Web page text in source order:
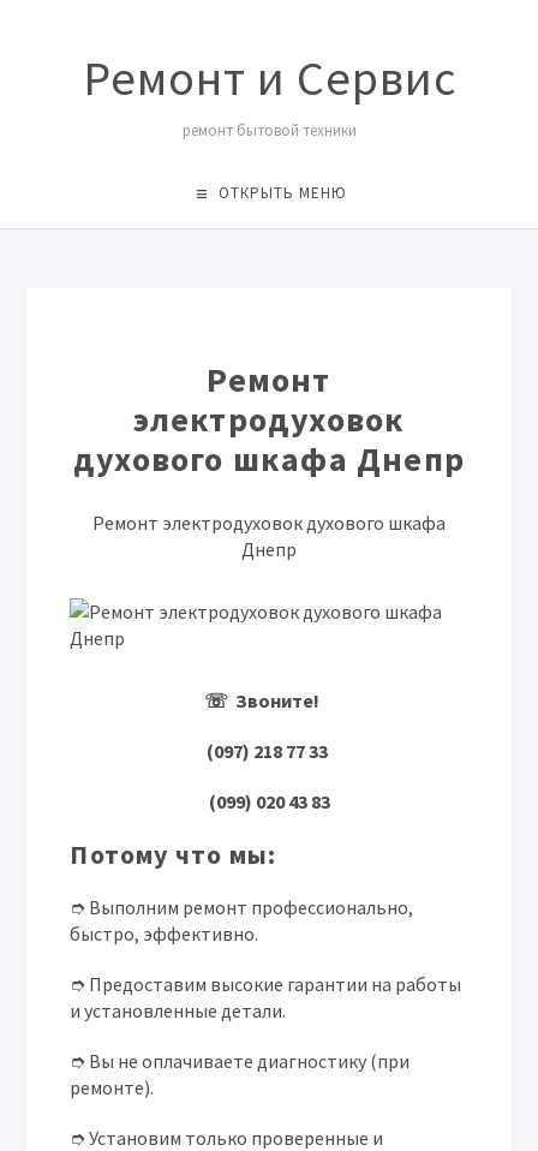
Ремонт и Сервис
ремонт бытовой техники
ОТКРЫТЬ МЕНЮ
Ремонт
электродуховок
духового шкафа Днепр
Ремонт электродуховок духового шкафа
Днепр
☏ Звоните!
(097) 218 77 33
(099) 020 43 83
Потому что мы:
➮ Выполним ремонт профессионально,
быстро, эффективно.
➮ Предоставим высокие гарантии на работы
и установленные детали.
➮ Вы не оплачиваете диагностику (при
ремонте).
➮ Установим только проверенные и